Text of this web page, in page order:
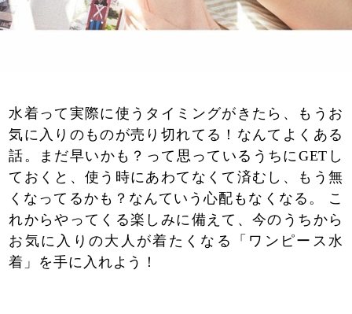
水着って実際に使うタイミングがきたら、もうお
気に入りのものが売り切れてる！なんてよくある
話。まだ早いかも？って思っているうちにGETし
ておくと、使う時にあわてなくて済むし、もう無
くなってるかも？なんていう心配もなくなる。 こ
れからやってくる楽しみに備えて、今のうちから
お気に入りの大人が着たくなる「ワンピース水
着」を手に入れよう！